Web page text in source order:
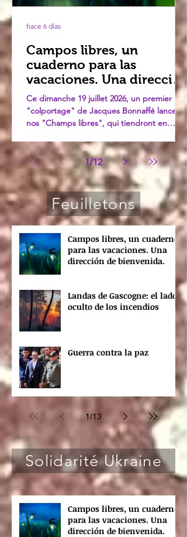
Campos libres, un
cuaderno para las
vacaciones. Una dirección
de bienvenida.
Ce dimanche 19 juillet 2026, un premier
"colportage" de Jacques Bonnaffé lance
nos "Champs libres", qui tiendront en
mois d'août. Enfin, on l'espère : défilé de
chroniques – et pourquoi pas une fanfare.
Maintenant, c'est à VOUS de jouer.
hace 6 días
1/12
Feuilletons
Campos libres, un cuaderno
para las vacaciones. Una
dirección de bienvenida.
Landas de Gascogne: el lado
oculto de los incendios
Guerra contra la paz
1/13
Solidarité Ukraine
Campos libres, un cuaderno
para las vacaciones. Una
dirección de bienvenida.